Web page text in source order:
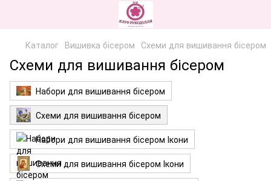
Каталог Вишивка бісером Схеми для вишивання бісером
Схеми для вишивання бісером
Набори для вишивання бісером
Схеми для вишивання бісером
Набори для вишивання бісером Ікони
Схеми для вишивання бісером Ікони